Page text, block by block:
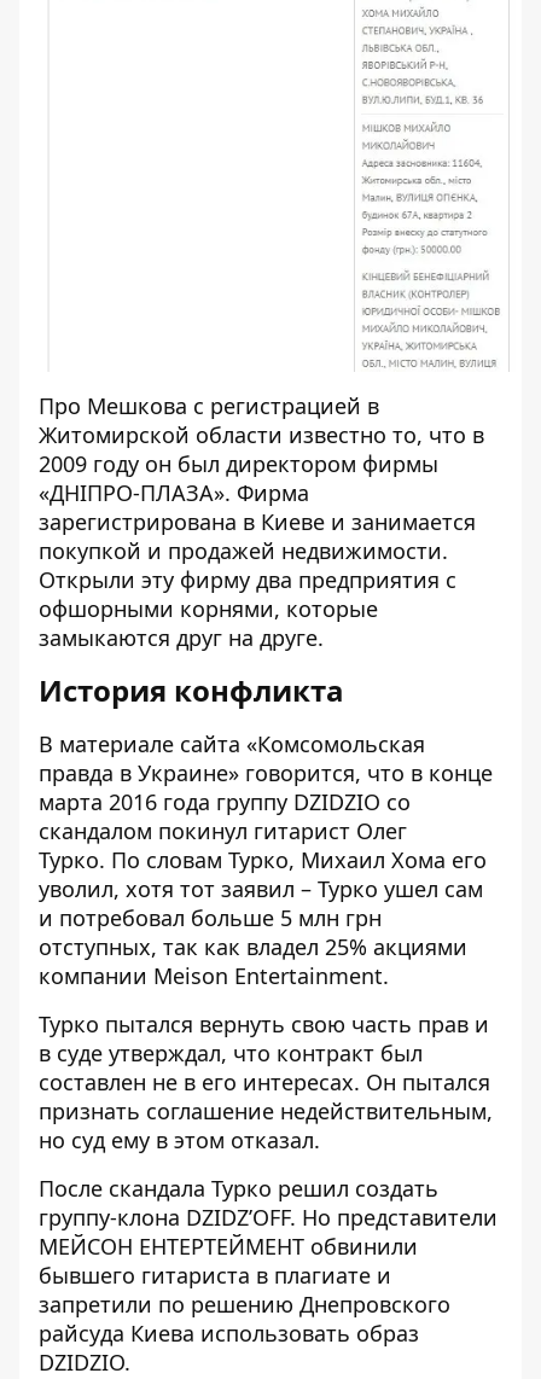
Про Мешкова с регистрацией в
Житомирской области известно то, что в
2009 году он был директором фирмы
«ДНІПРО-ПЛАЗА». Фирма
зарегистрирована в Киеве и занимается
покупкой и продажей недвижимости.
Открыли эту фирму два предприятия с
офшорными корнями, которые
замыкаются друг на друге.
История конфликта
В материале сайта «Комсомольская
правда в Украине» говорится, что в конце
марта 2016 года группу DZIDZIO со
скандалом покинул гитарист Олег
Турко. По словам Турко, Михаил Хома его
уволил, хотя тот заявил – Турко ушел сам
и потребовал больше 5 млн грн
отступных, так как владел 25% акциями
компании Meison Entertainment.
Турко пытался вернуть свою часть прав и
в суде утверждал, что контракт был
составлен не в его интересах. Он пытался
признать соглашение недействительным,
но суд ему в этом отказал.
После скандала Турко решил создать
группу-клона DZIDZ’OFF. Но представители
МЕЙСОН ЕНТЕРТЕЙМЕНТ обвинили
бывшего гитариста в плагиате и
запретили по решению Днепровского
райсуда Киева использовать образ
DZIDZIO.